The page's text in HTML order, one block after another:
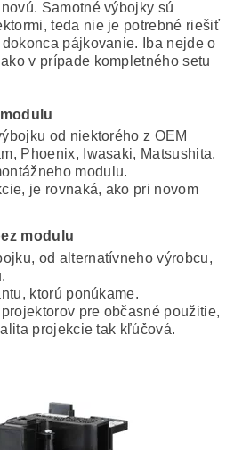
Samotné výbojky sú
teda nie je potrebné riešiť
pájkovanie. Iba nejde o
v prípade kompletného setu
od niektorého z OEM
Phoenix, Iwasaki, Matsushita,
modulu.
je rovnaká, ako pri novom
modulu
od alternatívneho výrobcu,
ktorú ponúkame.
pre občasné použitie,
projekcie tak kľúčová.